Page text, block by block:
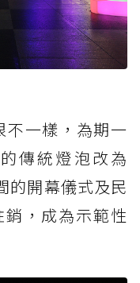
不一樣，為期一
傳統燈泡改為
的開幕儀式及民
，成為示範性